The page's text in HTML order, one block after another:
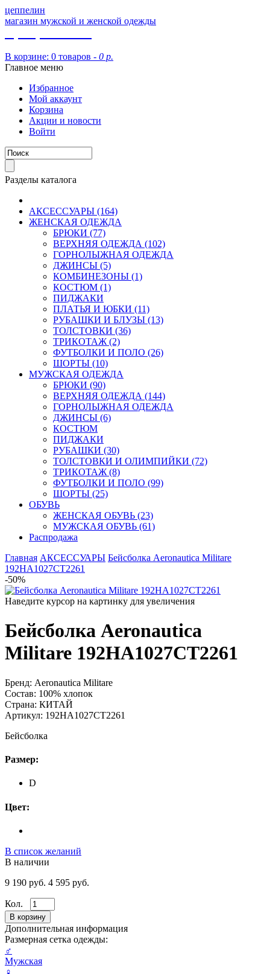
цеппелин
магазин мужской и женской одежды
В корзине: 0 товаров - 0 р.
Главное меню
Избранное
Мой аккаунт
Корзина
Акции и новости
Войти
Разделы каталога
АКСЕССУАРЫ (164)
ЖЕНСКАЯ ОДЕЖДА
БРЮКИ (77)
ВЕРХНЯЯ ОДЕЖДА (102)
ГОРНОЛЫЖНАЯ ОДЕЖДА
ДЖИНСЫ (5)
КОМБИНЕЗОНЫ (1)
КОСТЮМ (1)
ПИДЖАКИ
ПЛАТЬЯ И ЮБКИ (11)
РУБАШКИ И БЛУЗЫ (13)
ТОЛСТОВКИ (36)
ТРИКОТАЖ (2)
ФУТБОЛКИ И ПОЛО (26)
ШОРТЫ (10)
МУЖСКАЯ ОДЕЖДА
БРЮКИ (90)
ВЕРХНЯЯ ОДЕЖДА (144)
ГОРНОЛЫЖНАЯ ОДЕЖДА
ДЖИНСЫ (6)
КОСТЮМ
ПИДЖАКИ
РУБАШКИ (30)
ТОЛСТОВКИ И ОЛИМПИЙКИ (72)
ТРИКОТАЖ (8)
ФУТБОЛКИ И ПОЛО (99)
ШОРТЫ (25)
ОБУВЬ
ЖЕНСКАЯ ОБУВЬ (23)
МУЖСКАЯ ОБУВЬ (61)
Распродажа
Главная АКСЕССУАРЫ Бейсболка Aeronautica Militare
192HA1027CT2261
-50%
Наведите курсор на картинку для увеличения
Бейсболка Aeronautica
Militare 192HA1027CT2261
Бренд: Aeronautica Militare
Состав: 100% хлопок
Страна: КИТАЙ
Артикул: 192HA1027CT2261
Бейсболка
Размер:
D
Цвет:
В список желаний
В наличии
9 190 руб. 4 595 руб.
Кол.
Дополнительная информация
Размерная сетка одежды:
♂
Мужская
♀